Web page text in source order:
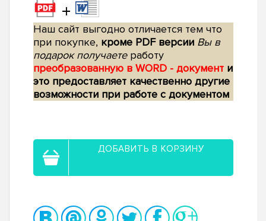
+
Наш сайт выгодно отличается тем что
при покупке, кроме PDF версии Вы в
подарок получаетеработу
преобразованную в WORD - документ и
это предоставляет качественно другие
возможности при работе с документом
ДОБАВИТЬ В КОРЗИНУ